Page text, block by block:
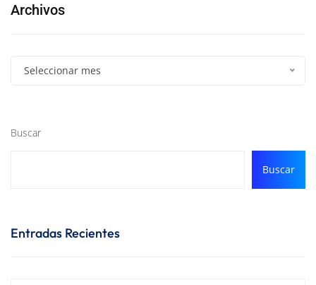
Archivos
Seleccionar mes
Buscar
Buscar
Entradas Recientes